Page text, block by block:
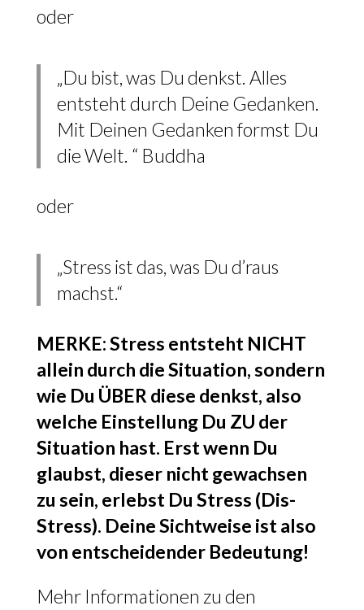
oder
„Du bist, was Du denkst. Alles
entsteht durch Deine Gedanken.
Mit Deinen Gedanken formst Du
die Welt. “ Buddha
oder
„Stress ist das, was Du d’raus
machst.“
MERKE: Stress entsteht NICHT
allein durch die Situation, sondern
wie Du ÜBER diese denkst, also
welche Einstellung Du ZU der
Situation hast. Erst wenn Du
glaubst, dieser nicht gewachsen
zu sein, erlebst Du Stress (Dis-
Stress). Deine Sichtweise ist also
von entscheidender Bedeutung!
Mehr Informationen zu den